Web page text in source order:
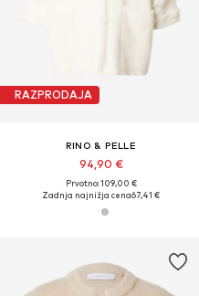
RAZPRODAJA
RINO & PELLE
94,90 €
Prvotno: 109,00 €
Zadnja najnižja cena67,41 €